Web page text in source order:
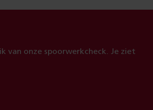
van onze spoorwerkcheck. Je ziet